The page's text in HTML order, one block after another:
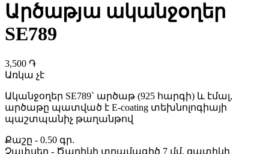
Արծաթյա ականջօղեր
SE789
3,500 ֏
Առկա չէ
Ականջօղեր SE789` արծաթ (925 հարգի) և էմալ,
արծաթը պատված է E-coating տեխնոլոգիայի
պաշտպանիչ թաղանթով
Քաշը - 0.50 գր.
Չափսեր - Ծաղիկի տրամագիծ 7 մմ, զատիկի